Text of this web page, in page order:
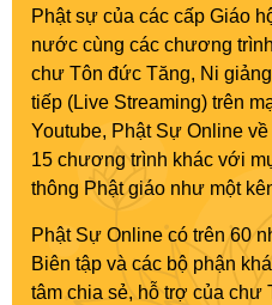
Phật sự của các cấp Giáo
nước cùng các chương
chư Tôn đức Tăng, Ni
tiếp (Live Streaming) trên
Youtube, Phật Sự Online
15 chương trình khác với
thông Phật giáo như một
Phật Sự Online có trên 60
Biên tập và các bộ phận
tâm chia sẻ, hỗ trợ của chư